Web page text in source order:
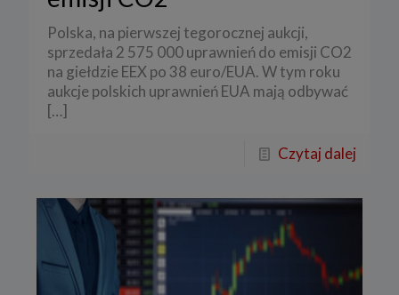
Polska, na pierwszej tegorocznej aukcji,
sprzedała 2 575 000 uprawnień do emisji CO2
na giełdzie EEX po 38 euro/EUA. W tym roku
aukcje polskich uprawnień EUA mają odbywać
[…]
Czytaj dalej